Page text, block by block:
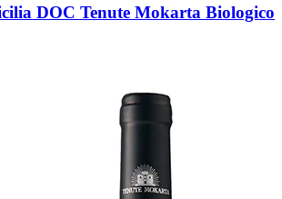
DOC Tenute Mokarta Biologico